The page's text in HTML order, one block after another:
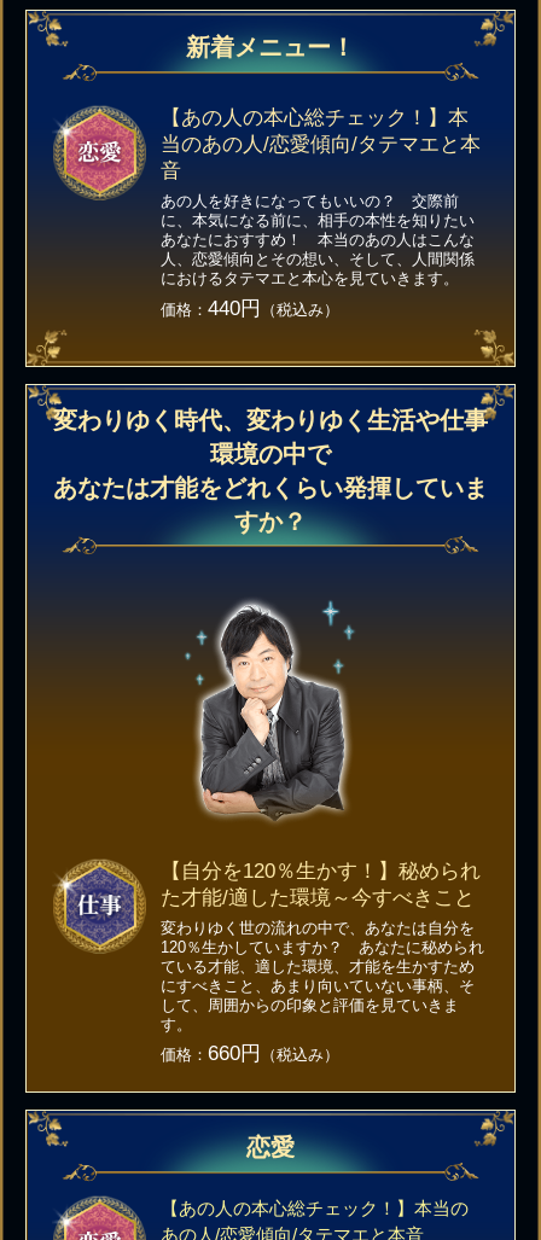
新着メニュー！
【あの人の本心総チェック！】本
当のあの人/恋愛傾向/タテマエと本
音
あの人を好きになってもいいの？ 交際前
に、本気になる前に、相手の本性を知りたい
あなたにおすすめ！ 本当のあの人はこんな
人、恋愛傾向とその想い、そして、人間関係
におけるタテマエと本心を見ていきます。
価格：440円 （税込み）
変わりゆく時代、変わりゆく生活や仕事
環境の中で
あなたは才能をどれくらい発揮していま
すか？
【自分を120％生かす！】秘められ
た才能/適した環境～今すべきこと
変わりゆく世の流れの中で、あなたは自分を
120％生かしていますか？ あなたに秘められ
ている才能、適した環境、才能を生かすため
にすべきこと、あまり向いていない事柄、そ
して、周囲からの印象と評価を見ていきま
す。
価格：660円 （税込み）
恋愛
【あの人の本心総チェック！】本当の
あの人/恋愛傾向/タテマエと本音